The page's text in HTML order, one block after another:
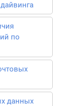
по
данных